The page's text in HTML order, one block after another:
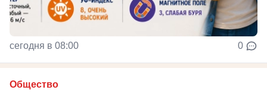
сегодня в 08:00 0
Общество